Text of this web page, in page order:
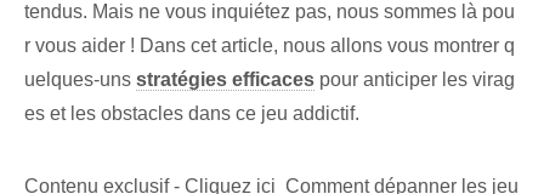
tendus‍. Mais ne vous inquiétez pas, nous sommes là pou
r vous aider ! Dans cet article, nous allons vous montrer q
uelques-uns stratégies efficaces pour anticiper les virag
es et les obstacles dans ce jeu addictif.
Contenu exclusif - Cliquez ici Comment dépanner les jeu